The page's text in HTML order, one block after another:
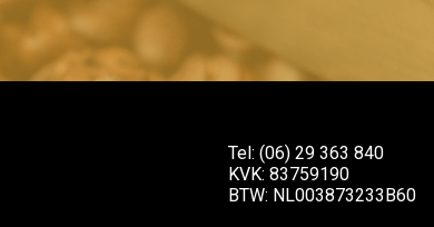
Tel: (06) 29 363 840
KVK: 83759190
BTW: NL003873233B60